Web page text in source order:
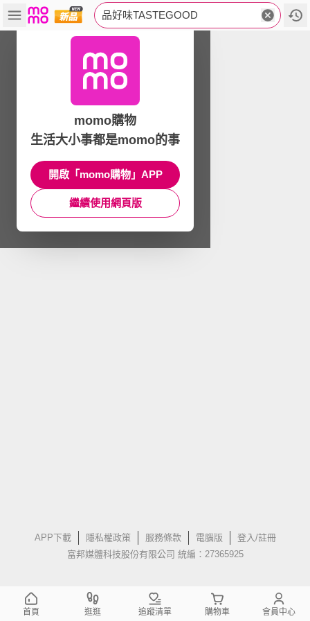
品好味TASTEGOOD
APP下載 隱私權政策 服務條款 電腦版
登入/註冊
富邦媒體科技股份有限公司 統編：27365925
momo購物
生活大小事都是momo的事
開啟「momo購物」APP
繼續使用網頁版
首頁 逛逛 追蹤清單 購物車 會員中心